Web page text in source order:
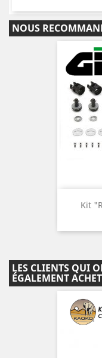
NOUS
Kit
LES CLIENTS QUI
ÉGALEMENT